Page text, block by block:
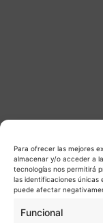
Para ofrecer las mejores
almacenar y/o acceder a
tecnologías nos permitirá
las identificaciones únicas
puede afectar
Funcional